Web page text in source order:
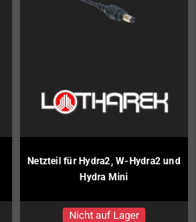
Netzteil für Hydra2, W-Hydra2 und
Hydra Mini
Nicht auf Lager